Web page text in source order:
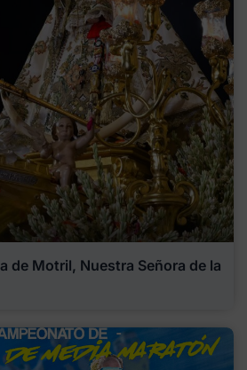
de Motril, Nuestra Señora de la